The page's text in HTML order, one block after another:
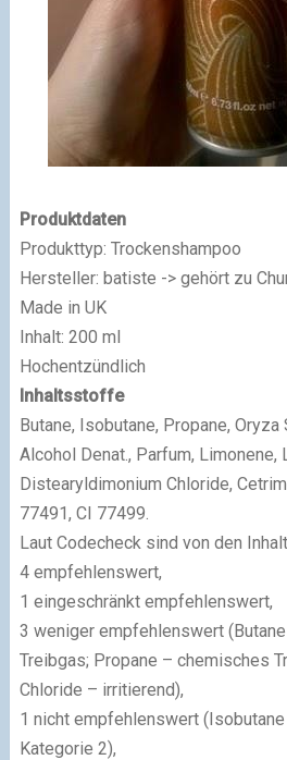
Produktdaten
Produkttyp: Trockenshampoo
Hersteller: batiste -> gehört zu
Made in UK
Inhalt: 200 ml
Hochentzündlich
Inhaltsstoffe
Butane, Isobutane, Propane, Oryza
Alcohol Denat., Parfum, Limonene,
Distearyldimonium Chloride,
77491, CI 77499.
Laut Codecheck sind von den
4 empfehlenswert,
1 eingeschränkt empfehlenswert,
3 weniger empfehlenswert
Treibgas; Propane – chemisches
Chloride – irritierend),
1 nicht empfehlenswert
Kategorie 2),